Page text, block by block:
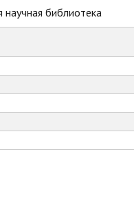
научная библиотека